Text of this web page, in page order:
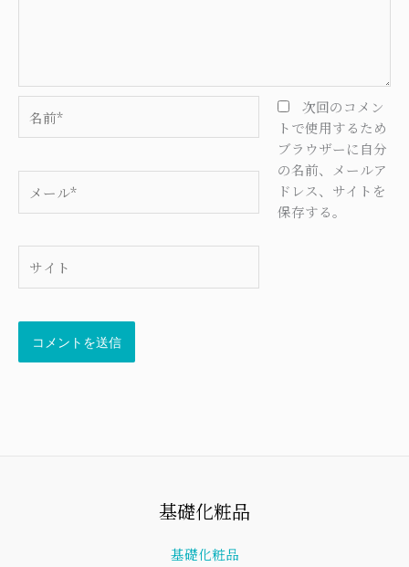
前
ー
*
次回のコメン
トで使用するため
ブラウザーに自分
の名前、メールア
ドレス、サイトを
保存する。
基礎化粧品
基礎化粧品